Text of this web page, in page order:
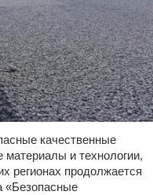
качественные
и технологии,
регионах продолжается
«Безопасные